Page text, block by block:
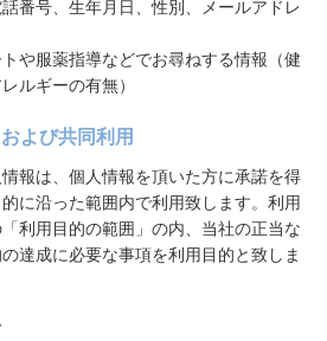
番号、生年月日、性別、メールアドレ
や服薬指導などでお尋ねする情報（健
ルギーの有無）
よび共同利用
報は、個人情報を頂いた方に承諾を得
に沿った範囲内で利用致します。利用
利用目的の範囲」の内、当社の正当な
達成に必要な事項を利用目的と致しま